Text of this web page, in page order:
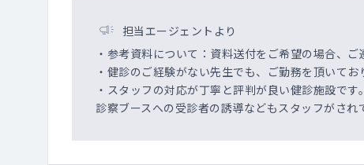
担当エージェントより
・参考資料について：資料送付をご希望の場合、ご
・健診のご経験がない先生でも、ご勤務を頂いてお
・スタッフの対応が丁寧と評判が良い健診施設です。
診察ブースへの受診者の誘導などもスタッフがされ